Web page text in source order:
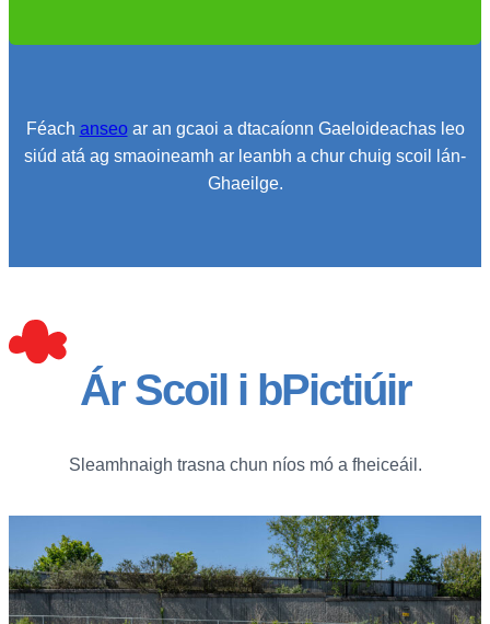
Féach anseoar an gcaoi a dtacaíonn Gaeloideachas leo
siúd atá ag smaoineamh ar leanbh a chur chuig scoil lán-
Ghaeilge.
Ár Scoil i bPictiúir
Sleamhnaigh trasna chun níos mó a fheiceáil.